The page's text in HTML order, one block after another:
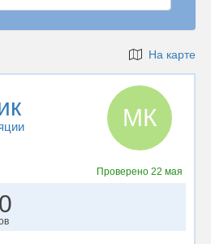
На карте
МК
Проверено22 мая